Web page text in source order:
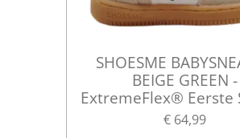
SHOESME
BEIGE GREEN -
ExtremeFlex® Eerste
€ 64,99